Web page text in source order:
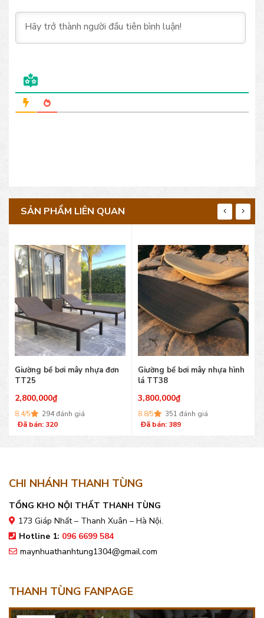
SẢN PHẨM LIÊN QUAN
Giường bể bơi mây nhựa đơn
TT25
2,800,000₫
8.4/5
294 đánh giá
Đã bán: 320
Giường bể bơi mây nhựa hình
lá TT38
3,800,000₫
8.8/5
351 đánh giá
Đã bán: 389
CHI NHÁNH THANH TÙNG
TỔNG KHO NỘI THẤT THANH TÙNG
173 Giáp Nhất – Thanh Xuân – Hà Nội.
Hotline 1: 096 6699 584
maynhuathanhtung1304@gmail.com
THANH TÙNG FANPAGE